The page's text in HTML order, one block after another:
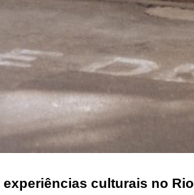
experiências culturais no Rio